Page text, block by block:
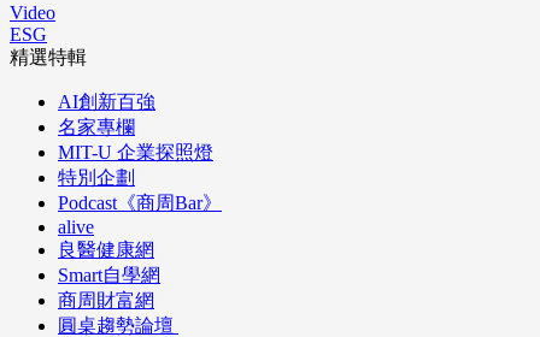
Video
ESG
精選特輯
AI創新百強
名家專欄
MIT-U 企業探照燈
特別企劃
Podcast《商周Bar》
alive
良醫健康網
Smart自學網
商周財富網
圓桌趨勢論壇